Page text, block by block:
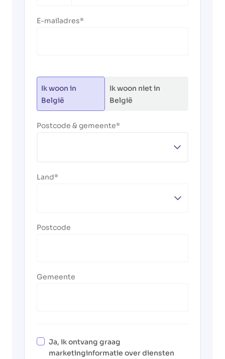
E-mailadres
Ik woon in
België
Ik woon niet in
België
Postcode & gemeente
Land
Postcode
Gemeente
Ja, ik ontvang graag
marketinginformatie over diensten